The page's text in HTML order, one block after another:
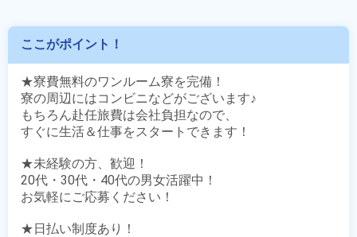
ここがポイント！
★寮費無料のワンルーム寮を完備！
寮の周辺にはコンビニなどがございます♪
もちろん赴任旅費は会社負担なので、
すぐに生活＆仕事をスタートできます！
★未経験の方、歓迎！
20代・30代・40代の男女活躍中！
お気軽にご応募ください！
★日払い制度あり！